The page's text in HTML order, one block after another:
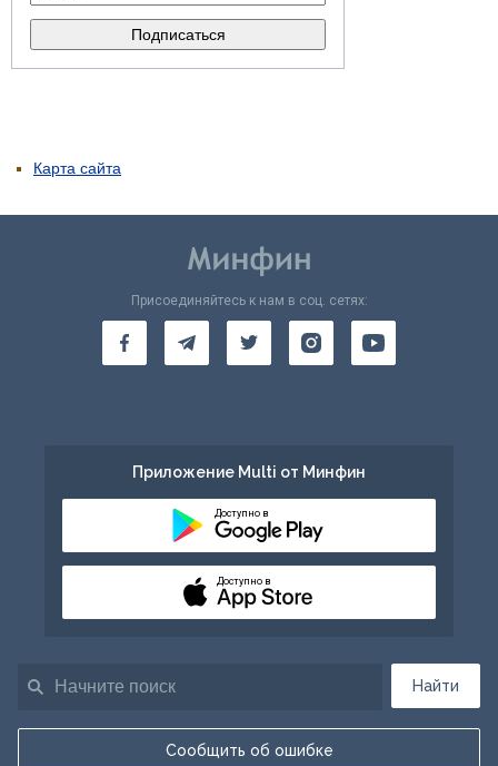
Карта сайта
Найти
Сообщить об ошибке
Присоединяйтесь к нам в соц. сетях:
Приложение Multi от Минфин
Доступно в
Доступно в